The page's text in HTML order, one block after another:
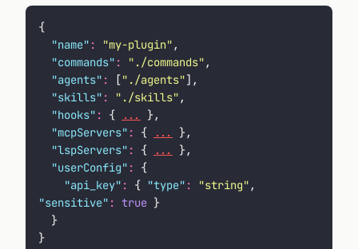
{
  "
name" : "my-plugin" ,
  "
commands" : " ./commands" ,
  "
agents" : [" ./agents"],
  "
skills" : " ./skills" ,
  "
hooks" : { ...
},
  "
mcpServers" : { ...
},
  "
lspServers" : { ...
},
  "
userConfig" :
{
    "
api_key" : { "type" : "string"
"sensitive" : true }
  }
}